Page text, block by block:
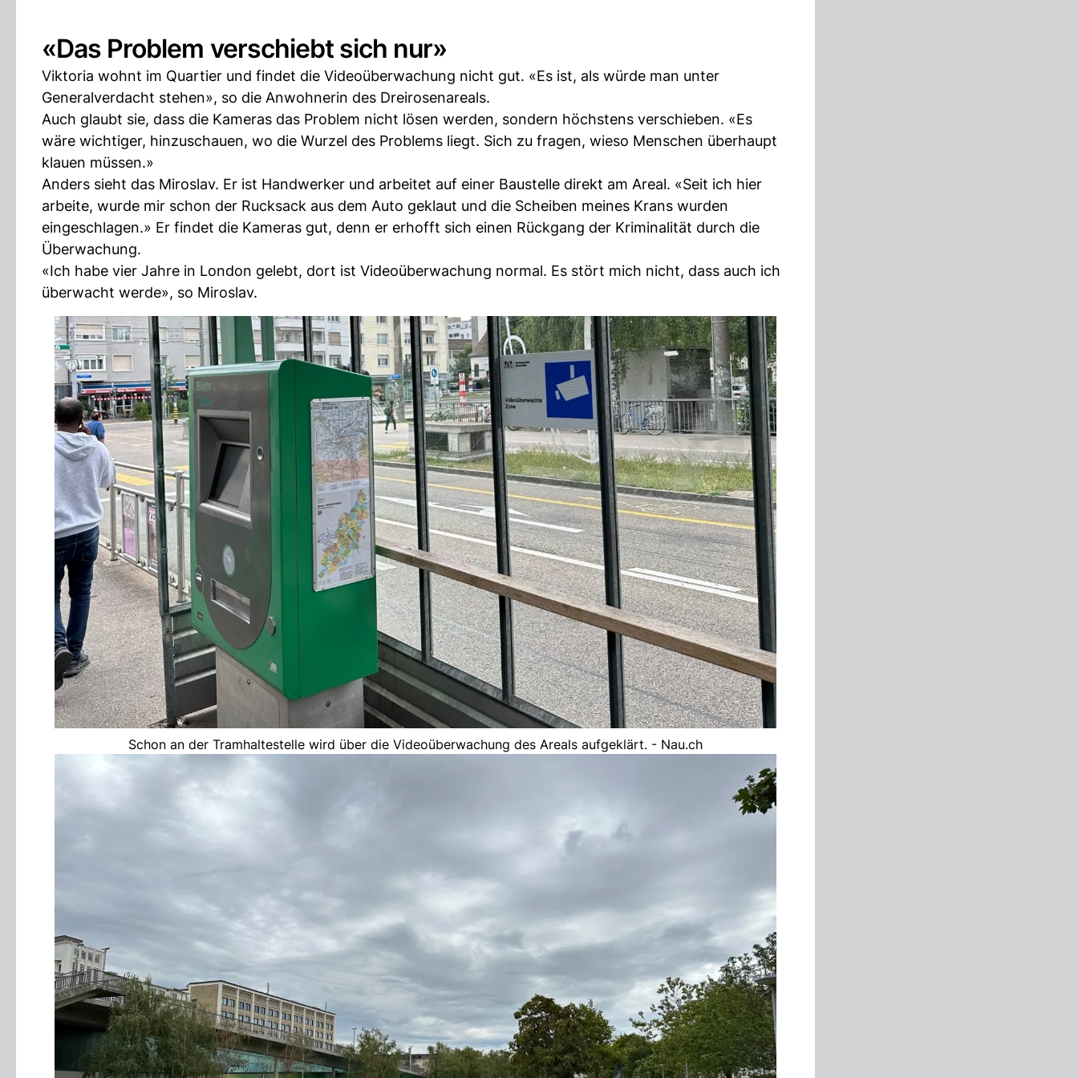
«Das Problem verschiebt sich nur»
Viktoria wohnt im Quartier und findet die Videoüberwachung nicht gut. «Es ist, als würde man unter
Generalverdacht stehen», so die Anwohnerin des Dreirosenareals.
Auch glaubt sie, dass die Kameras das Problem nicht lösen werden, sondern höchstens verschieben. «Es
wäre wichtiger, hinzuschauen, wo die Wurzel des Problems liegt. Sich zu fragen, wieso Menschen überhaupt
klauen müssen.»
Anders sieht das Miroslav. Er ist Handwerker und arbeitet auf einer Baustelle direkt am Areal. «Seit ich hier
arbeite, wurde mir schon der Rucksack aus dem Auto geklaut und die Scheiben meines Krans wurden
eingeschlagen.» Er findet die Kameras gut, denn er erhofft sich einen Rückgang der Kriminalität durch die
Überwachung.
«Ich habe vier Jahre in London gelebt, dort ist Videoüberwachung normal. Es stört mich nicht, dass auch ich
überwacht werde», so Miroslav.
Schon an der Tramhaltestelle wird über die Videoüberwachung des Areals aufgeklärt. - Nau.ch